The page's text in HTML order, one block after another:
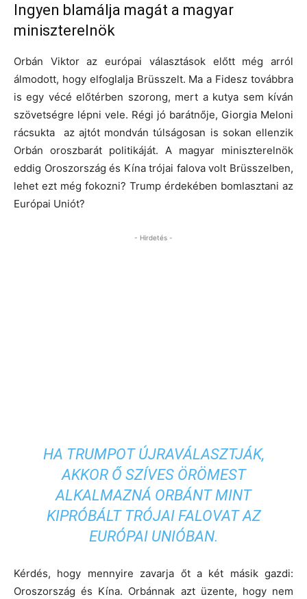
Ingyen blamálja magát a magyar
miniszterelnök
Orbán Viktor az európai választások előtt még arról
álmodott, hogy elfoglalja Brüsszelt. Ma a Fidesz továbbra
is egy vécé előtérben szorong, mert a kutya sem kíván
szövetségre lépni vele. Régi jó barátnője, Giorgia Meloni
rácsukta az ajtót mondván túlságosan is sokan ellenzik
Orbán oroszbarát politikáját. A magyar miniszterelnök
eddig Oroszország és Kína trójai falova volt Brüsszelben,
lehet ezt még fokozni? Trump érdekében bomlasztani az
Európai Uniót?
- Hirdetés -
HA TRUMPOT ÚJRAVÁLASZTJÁK,
AKKOR Ő SZÍVES ÖRÖMEST
ALKALMAZNÁ ORBÁNT MINT
KIPRÓBÁLT TRÓJAI FALOVAT AZ
EURÓPAI UNIÓBAN.
Kérdés, hogy mennyire zavarja őt a két másik gazdi:
Oroszország és Kína. Orbánnak azt üzente, hogy nem